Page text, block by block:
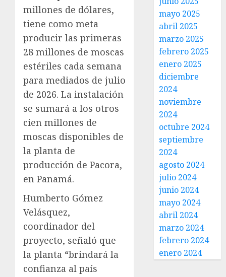
millones de dólares,
tiene como meta
producir las primeras
28 millones de moscas
estériles cada semana
para mediados de julio
de 2026. La instalación
se sumará a los otros
cien millones de
moscas disponibles de
la planta de
producción de Pacora,
en Panamá.
Humberto Gómez
Velásquez,
coordinador del
proyecto, señaló que
la planta “brindará la
confianza al país
mayo 2025
abril 2025
marzo 2025
febrero 2025
enero 2025
diciembre
2024
noviembre
2024
octubre 2024
septiembre
2024
agosto 2024
julio 2024
junio 2024
mayo 2024
abril 2024
marzo 2024
febrero 2024
enero 2024